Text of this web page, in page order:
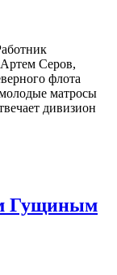
Артем Серов,
флота
матросы
дивизион
Гущиным